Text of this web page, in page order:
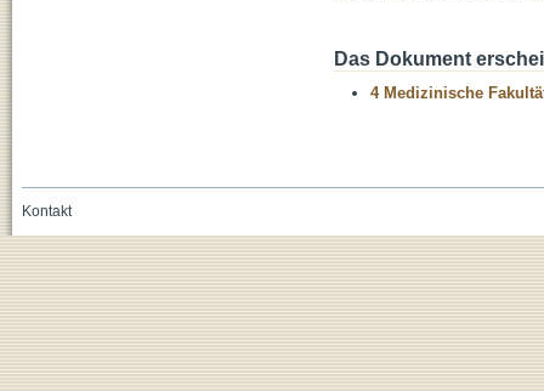
Das Dokument
4 Medizinische
Kontakt